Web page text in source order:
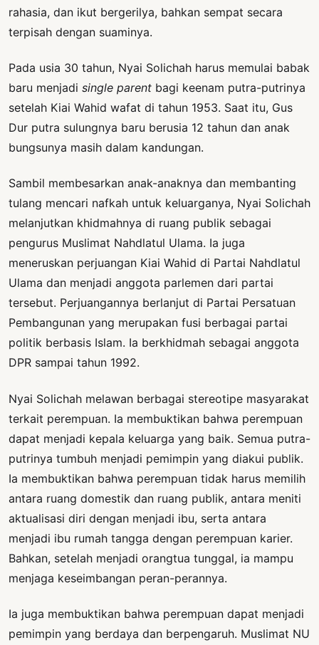
rahasia, dan ikut bergerilya, bahkan sempat secara
terpisah dengan suaminya.
Pada usia 30 tahun, Nyai Solichah harus memulai babak
baru menjadi single parent bagi keenam putra-putrinya
setelah Kiai Wahid wafat di tahun 1953. Saat itu, Gus
Dur putra sulungnya baru berusia 12 tahun dan anak
bungsunya masih dalam kandungan.
Sambil membesarkan anak-anaknya dan membanting
tulang mencari nafkah untuk keluarganya, Nyai Solichah
melanjutkan khidmahnya di ruang publik sebagai
pengurus Muslimat Nahdlatul Ulama. Ia juga
meneruskan perjuangan Kiai Wahid di Partai Nahdlatul
Ulama dan menjadi anggota parlemen dari partai
tersebut. Perjuangannya berlanjut di Partai Persatuan
Pembangunan yang merupakan fusi berbagai partai
politik berbasis Islam. Ia berkhidmah sebagai anggota
DPR sampai tahun 1992.
Nyai Solichah melawan berbagai stereotipe masyarakat
terkait perempuan. Ia membuktikan bahwa perempuan
dapat menjadi kepala keluarga yang baik. Semua putra-
putrinya tumbuh menjadi pemimpin yang diakui publik.
Ia membuktikan bahwa perempuan tidak harus memilih
antara ruang domestik dan ruang publik, antara meniti
aktualisasi diri dengan menjadi ibu, serta antara
menjadi ibu rumah tangga dengan perempuan karier.
Bahkan, setelah menjadi orangtua tunggal, ia mampu
menjaga keseimbangan peran-perannya.
Ia juga membuktikan bahwa perempuan dapat menjadi
pemimpin yang berdaya dan berpengaruh. Muslimat NU